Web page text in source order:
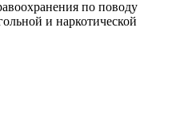
по поводу
и наркотической